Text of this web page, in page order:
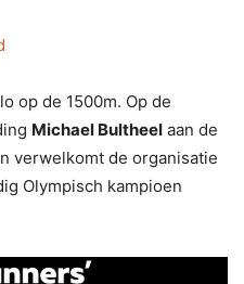
op de 1500m. Op de
Michael Bultheel aan de
verwelkomt de organisatie
Olympisch kampioen